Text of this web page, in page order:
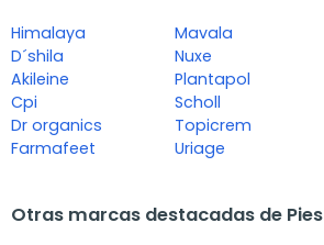
Himalaya
D´shila
Akileine
Cpi
Dr organics
Farmafeet
Mavala
Nuxe
Plantapol
Scholl
Topicrem
Uriage
Otras marcas destacadas de Pies